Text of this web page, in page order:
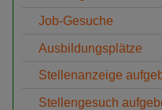
Job-Gesuche
Ausbildungsplätze
Stellenanzeige
Stellengesuch